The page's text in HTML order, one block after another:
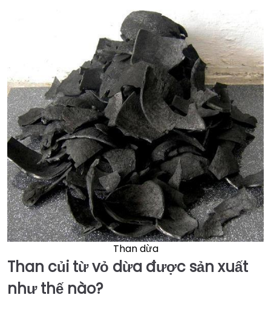
Than dừa
Than củi từ vỏ dừa được sản xuất
như thế nào?